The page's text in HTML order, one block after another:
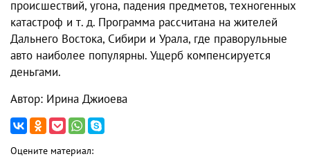
происшествий, угона, падения предметов, техногенных
катастроф и т. д. Программа рассчитана на жителей
Дальнего Востока, Сибири и Урала, где праворульные
авто наиболее популярны. Ущерб компенсируется
деньгами.
Автор: Ирина Джиоева
Оцените материал: